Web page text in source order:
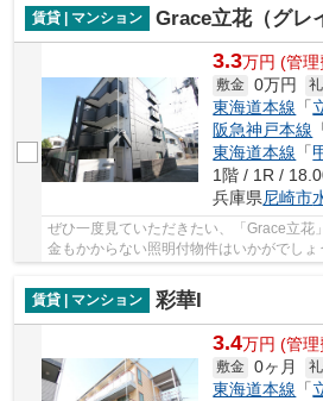
賃貸 | マンション
Grace立花（グレ
3.3万円 (管理
敷金 0万円
東海道本線 「
阪急神戸本線
東海道本線 「
1階 / 1R /
兵庫県尼崎市
ぜひ一度見ていただきたい、「Grace立花
金もかからない照明付物件はいかがでし
賃貸 | マンション
彩華I
3.4万円 (管理
敷金 0ヶ月
東海道本線 「